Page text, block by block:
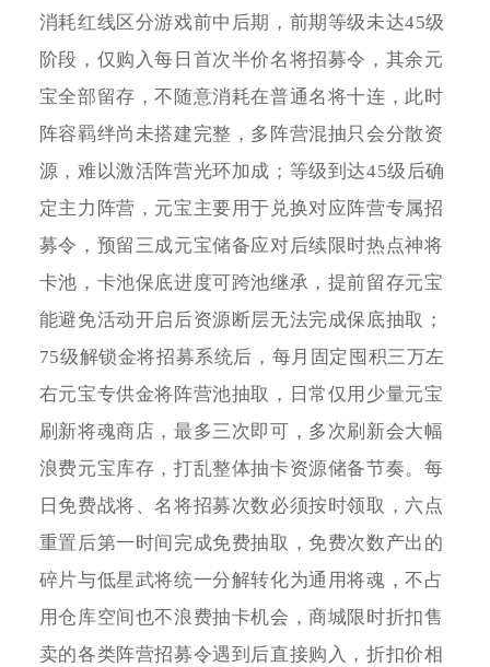
消耗红线区分游戏前中后期，前期等级未达45级
阶段，仅购入每日首次半价名将招募令，其余元
宝全部留存，不随意消耗在普通名将十连，此时
阵容羁绊尚未搭建完整，多阵营混抽只会分散资
源，难以激活阵营光环加成；等级到达45级后确
定主力阵营，元宝主要用于兑换对应阵营专属招
募令，预留三成元宝储备应对后续限时热点神将
卡池，卡池保底进度可跨池继承，提前留存元宝
能避免活动开启后资源断层无法完成保底抽取；
75级解锁金将招募系统后，每月固定囤积三万左
右元宝专供金将阵营池抽取，日常仅用少量元宝
刷新将魂商店，最多三次即可，多次刷新会大幅
浪费元宝库存，打乱整体抽卡资源储备节奏。每
日免费战将、名将招募次数必须按时领取，六点
重置后第一时间完成免费抽取，免费次数产出的
碎片与低星武将统一分解转化为通用将魂，不占
用仓库空间也不浪费抽卡机会，商城限时折扣售
卖的各类阵营招募令遇到后直接购入，折扣价相